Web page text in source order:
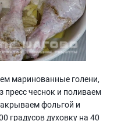
маринованные голени,
чеснок и поливаем
фольгой и
градусов духовку на 40